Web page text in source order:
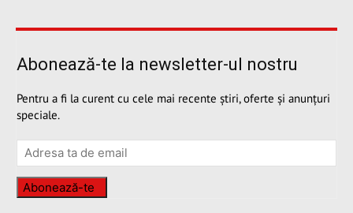
Abonează-te la newsletter-ul nostru
Pentru a fi la curent cu cele mai recente știri, oferte și anunțuri
speciale.
Abonează-te